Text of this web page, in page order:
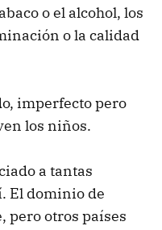
o el alcohol, los
o la calidad
imperfecto pero
los niños.
a tantas
El dominio de
pero otros países